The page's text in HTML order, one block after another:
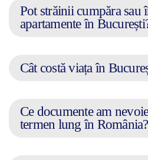
Pot străinii cumpăra sau
apartamente în
Cât costă viața în
Ce documente am
termen lung în România?